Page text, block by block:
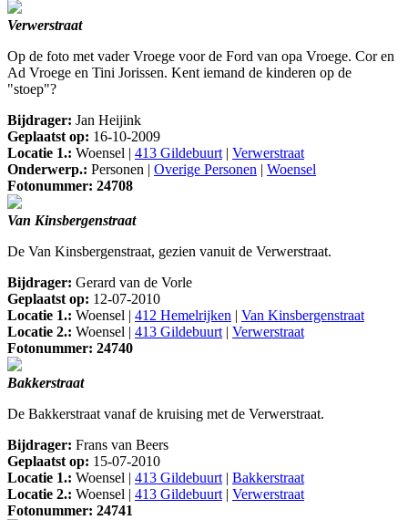
Verwerstraat
Op de foto met vader Vroege voor de Ford van opa Vroege. Cor en
Ad Vroege en Tini Jorissen. Kent iemand de kinderen op de
"stoep"?
Bijdrager: Jan Heijink
Geplaatst op: 16-10-2009
Locatie 1.: Woensel | 413 Gildebuurt| Verwerstraat
Onderwerp.: Personen | Overige Personen | Woensel
Fotonummer: 24708
Van Kinsbergenstraat
De Van Kinsbergenstraat, gezien vanuit de Verwerstraat.
Bijdrager: Gerard van de Vorle
Geplaatst op: 12-07-2010
Locatie 1.: Woensel | 412 Hemelrijken | Van Kinsbergenstraat
Locatie 2.: Woensel | 413 Gildebuurt| Verwerstraat
Fotonummer: 24740
Bakkerstraat
De Bakkerstraat vanaf de kruising met de Verwerstraat.
Bijdrager: Frans van Beers
Geplaatst op: 15-07-2010
Locatie 1.: Woensel | 413 Gildebuurt| Bakkerstraat
Locatie 2.: Woensel | 413 Gildebuurt| Verwerstraat
Fotonummer: 24741